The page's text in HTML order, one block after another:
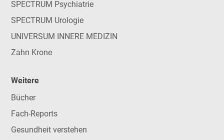
SPECTRUM Psychiatrie
SPECTRUM Urologie
UNIVERSUM INNERE MEDIZIN
Zahn Krone
Weitere
Bücher
Fach-Reports
Gesundheit verstehen